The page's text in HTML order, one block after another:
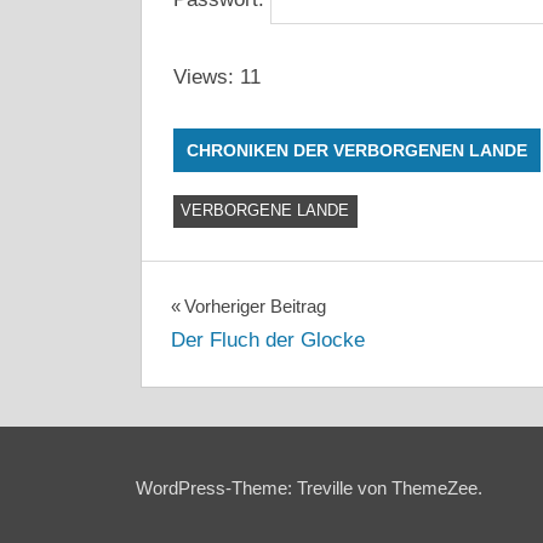
Views: 11
CHRONIKEN DER VERBORGENEN LANDE
VERBORGENE LANDE
Beitragsnavigation
Vorheriger Beitrag
Der Fluch der Glocke
WordPress-Theme: Treville von ThemeZee.